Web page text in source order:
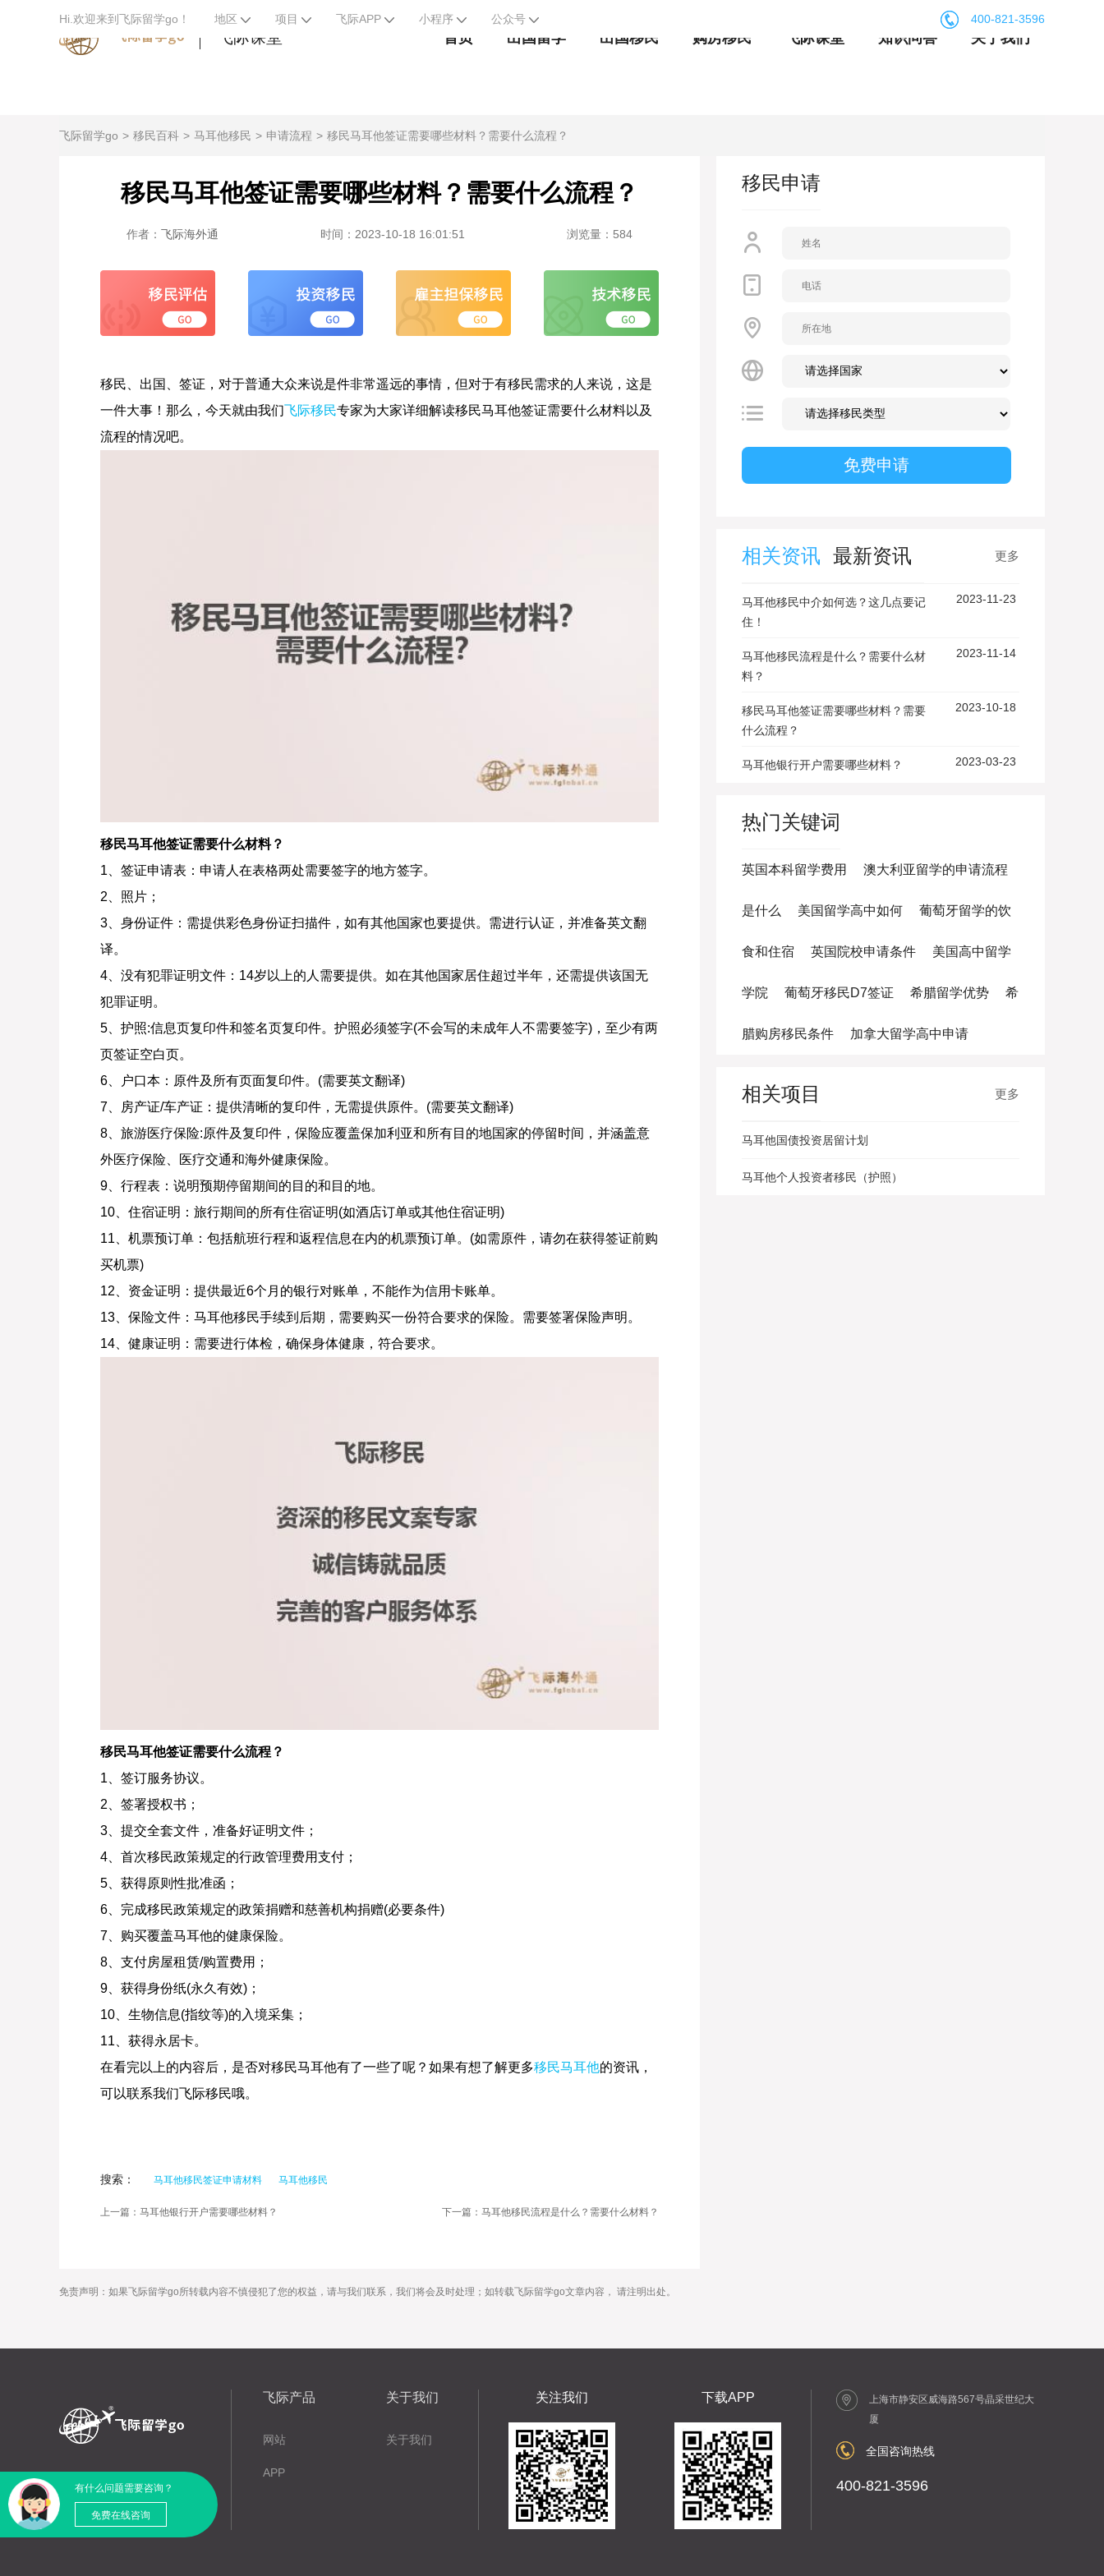
Hi.欢迎来到飞际留学go！ 地区 项目 飞际APP 小程序 公众号 400-821-3596
飞际课堂 首页 出国留学 出国移民 购房移民 飞际课堂 知识问答 关于我们
飞际留学go 移民百科 马耳他移民 申请流程 移民马耳他签证需要哪些材料？需要什么流程？
移民马耳他签证需要哪些材料？需要什么流程？
作者： 飞际海外通 时间：2023-10-18 16:01:51 浏览量：584
移民、出国、签证，对于普通大众来说是件非常遥远的事情，但对于有移民需求的人来说，这是
一件大事！那么，今天就由我们飞际移民专家为大家详细解读移民马耳他签证需要什么材料以及
流程的情况吧。
移民马耳他签证需要什么材料？
1、签证申请表：申请人在表格两处需要签字的地方签字。
2、照片；
3、身份证件：需提供彩色身份证扫描件，如有其他国家也要提供。需进行认证，并准备英文翻
译。
4、没有犯罪证明文件：14岁以上的人需要提供。如在其他国家居住超过半年，还需提供该国无
犯罪证明。
5、护照:信息页复印件和签名页复印件。护照必须签字(不会写的未成年人不需要签字)，至少有两
页签证空白页。
6、户口本：原件及所有页面复印件。(需要英文翻译)
7、房产证/车产证：提供清晰的复印件，无需提供原件。(需要英文翻译)
8、旅游医疗保险:原件及复印件，保险应覆盖保加利亚和所有目的地国家的停留时间，并涵盖意
外医疗保险、医疗交通和海外健康保险。
9、行程表：说明预期停留期间的目的和目的地。
10、住宿证明：旅行期间的所有住宿证明(如酒店订单或其他住宿证明)
11、机票预订单：包括航班行程和返程信息在内的机票预订单。(如需原件，请勿在获得签证前购
买机票)
12、资金证明：提供最近6个月的银行对账单，不能作为信用卡账单。
13、保险文件：马耳他移民手续到后期，需要购买一份符合要求的保险。需要签署保险声明。
14、健康证明：需要进行体检，确保身体健康，符合要求。
移民马耳他签证需要什么流程？
1、签订服务协议。
2、签署授权书；
3、提交全套文件，准备好证明文件；
4、首次移民政策规定的行政管理费用支付；
5、获得原则性批准函；
6、完成移民政策规定的政策捐赠和慈善机构捐赠(必要条件)
7、购买覆盖马耳他的健康保险。
8、支付房屋租赁/购置费用；
9、获得身份纸(永久有效)；
10、生物信息(指纹等)的入境采集；
11、获得永居卡。
在看完以上的内容后，是否对移民马耳他有了一些了呢？如果有想了解更多移民马耳他的资讯，
可以联系我们飞际移民哦。
搜索： 马耳他移民签证申请材料 马耳他移民
上一篇：马耳他银行开户需要哪些材料？ 下一篇：马耳他移民流程是什么？需要什么材料？
免责声明：如果飞际留学go所转载内容不慎侵犯了您的权益，请与我们联系，我们将会及时处理；如转载飞际留学go文章内容， 请注明出处。
移民申请
相关资讯 最新资讯 更多
马耳他移民中介如何选？这几点要记
住！
2023-11-23
马耳他移民流程是什么？需要什么材
料？
2023-11-14
移民马耳他签证需要哪些材料？需要
什么流程？
2023-10-18
马耳他银行开户需要哪些材料？ 2023-03-23
热门关键词
英国本科留学费用 澳大利亚留学的申请流程
是什么 美国留学高中如何 葡萄牙留学的饮
食和住宿 英国院校申请条件 美国高中留学
学院 葡萄牙移民D7签证 希腊留学优势 希
腊购房移民条件 加拿大留学高中申请
相关项目 更多
马耳他国债投资居留计划
马耳他个人投资者移民（护照）
有什么问题需要咨询？
免费在线咨询
飞际产品
网站
APP
关于我们
关于我们
关注我们 下载APP
上海市静安区威海路567号晶采世纪大
厦
全国咨询热线
400-821-3596